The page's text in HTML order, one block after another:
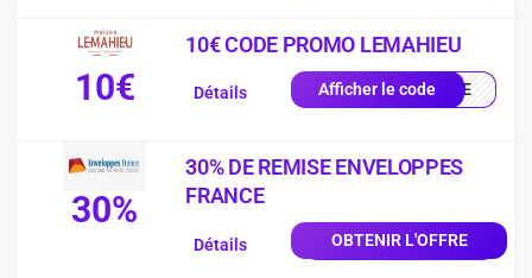
10€
10€ CODE PROMO LEMAHIEU
Afficher le codeILLE
Détails
30%
30% DE REMISE ENVELOPPES
FRANCE
OBTENIR L'OFFRE
Détails